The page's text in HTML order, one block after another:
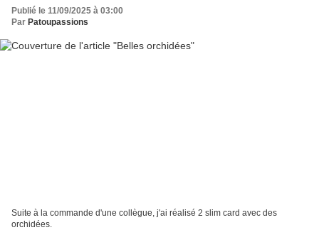
Publié le 11/09/2025 à 03:00
Par Patoupassions
Suite à la commande d'une collègue, j'ai réalisé 2 slim card avec des
orchidées.